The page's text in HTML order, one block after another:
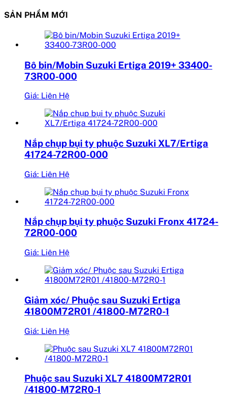
SẢN PHẨM MỚI
Bô bin/Mobin Suzuki Ertiga 2019+ 33400-
73R00-000
Giá: Liên Hệ
Nắp chụp bụi ty phuộc Suzuki XL7/Ertiga
41724-72R00-000
Giá: Liên Hệ
Nắp chụp bụi ty phuộc Suzuki Fronx 41724-
72R00-000
Giá: Liên Hệ
Giảm xóc/ Phuộc sau Suzuki Ertiga
41800M72R01 /41800-M72R0-1
Giá: Liên Hệ
Phuộc sau Suzuki XL7 41800M72R01
/41800-M72R0-1